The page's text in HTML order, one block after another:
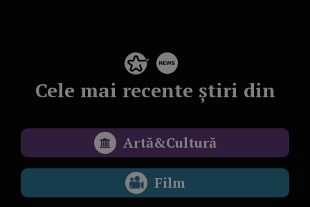
Cele mai recente știri din
Artă&Cultură
Film